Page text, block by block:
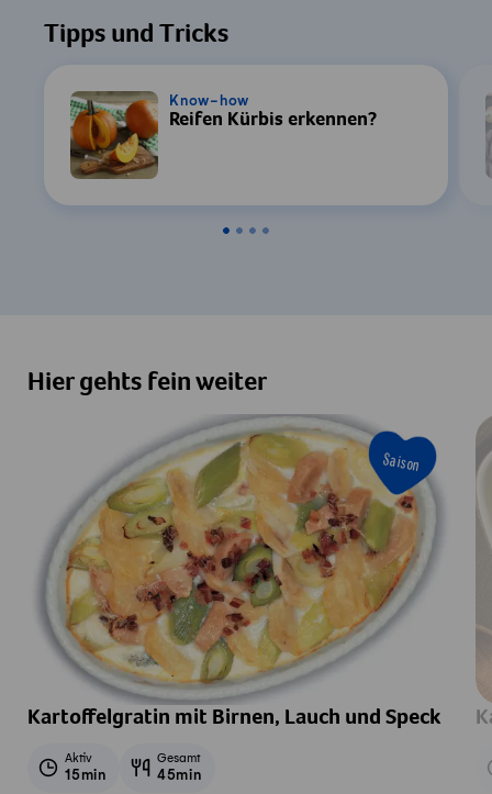
Tipps und Tricks
Know-how
Reifen Kürbis erkennen?
Hier gehts fein weiter
Saison
Kartoffelgratin mit Birnen, Lauch und Speck
Aktiv
15min
Gesamt
45min